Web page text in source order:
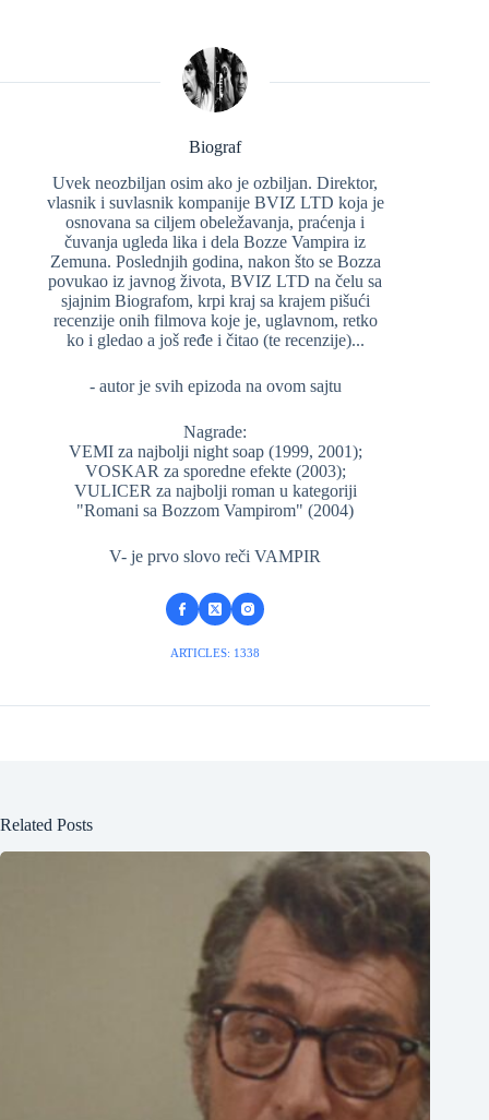
Biograf
Uvek neozbiljan osim ako je ozbiljan. Direktor,
vlasnik i suvlasnik kompanije BVIZ LTD koja je
osnovana sa ciljem obeležavanja, praćenja i
čuvanja ugleda lika i dela Bozze Vampira iz
Zemuna. Poslednjih godina, nakon što se Bozza
povukao iz javnog života, BVIZ LTD na čelu sa
sjajnim Biografom, krpi kraj sa krajem pišući
recenzije onih filmova koje je, uglavnom, retko
ko i gledao a još ređe i čitao (te recenzije)...
- autor je svih epizoda na ovom sajtu
Nagrade:
VEMI za najbolji night soap (1999, 2001);
VOSKAR za sporedne efekte (2003);
VULICER za najbolji roman u kategoriji
"Romani sa Bozzom Vampirom" (2004)
V- je prvo slovo reči VAMPIR
ARTICLES: 1338
Related Posts